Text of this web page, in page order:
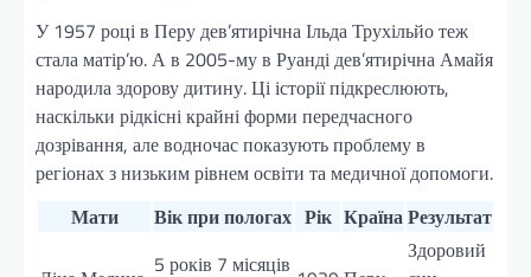
У 1957 році в Перу дев’ятирічна Ільда Трухільйо теж
стала матір’ю. А в 2005-му в Руанді дев’ятирічна Амайя
народила здорову дитину. Ці історії підкреслюють,
наскільки рідкісні крайні форми передчасного
дозрівання, але водночас показують проблему в
регіонах з низьким рівнем освіти та медичної допомоги.
Мати
Вік при пологах Рік КраїнаРезультат
5 років 7 місяців
Здоровий